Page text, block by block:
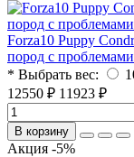
Forza10 Puppy
пород с
* Выбрать вес:
12550 ₽ 11923 ₽
В корзину
Акция -5%